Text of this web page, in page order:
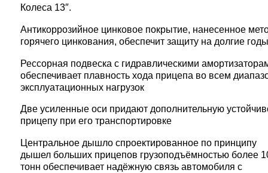
Колеса 13″.
Антикоррозийное цинковое покрытие, нанесенное
горячего цинкования, обеспечит защиту на долгие
Рессорная подвеска с гидравлическими
обеспечивает плавность хода прицепа во всем
эксплуатационных нагрузок
Две усиленные оси придают дополнительную
прицепу при его транспортировке
Центральное дышло спроектированное по принципу
дышел больших прицепов грузоподъёмностью более
тоннобеспечивает надёжную связьавтомобиля с